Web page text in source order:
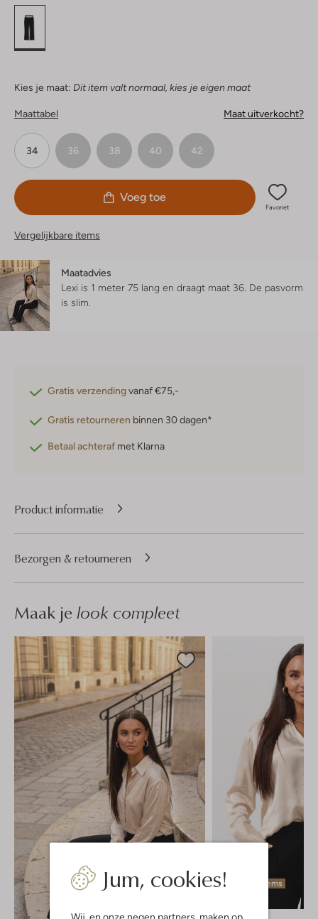
Jum, cookies!
Wij, en onze negen partners , maken op
Kies je maat: Dit item valt normaal, kies je eigen maat
Maattabel Maat uitverkocht?
34 36 38 40 42
Voeg toe
Favoriet
Vergelijkbare items
Maatadvies
Lexi is 1 meter 75 lang en draagt maat 36. De pasvorm
is slim
Gratis verzendingvanaf €75,-
Gratis retourneren binnen 30 dagen*
Betaal achteraf met Klarna
Product informatie
Bezorgen & retourneren
Maak je look compleet
Laatste items